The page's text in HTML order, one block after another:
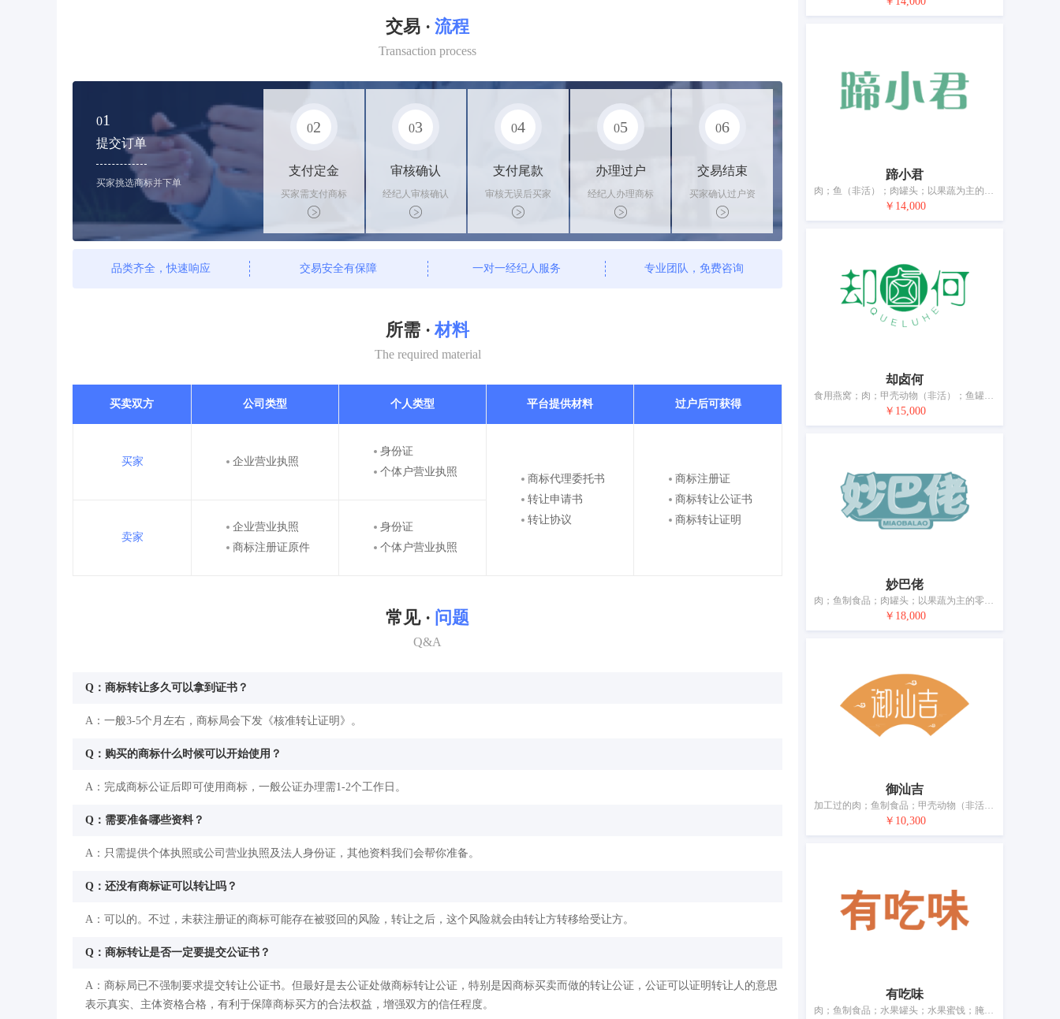
交易 · 流程
Transaction process
01
提交订单
买家挑选商标并下单
02
支付定金
买家需支付商标
标价的10%的购
买订金
03
审核确认
经纪人审核确认
商标状态
04
支付尾款
审核无误后买家
支付尾款，卖家
办理相关手续
05
办理过户
经纪人办理商标
转让手续，交付
相关证书
06
交易结束
买家确认过户资
料后，平台解冻
资金支付卖家
品类齐全，快速响应 交易安全有保障 一对一经纪人服务 专业团队，免费咨询
所需 · 材料
The required material
买卖双方 公司类型 个人类型 平台提供材料 过户后可获得
买家 企业营业执照
身份证
个体户营业执照
商标代理委托书
转让申请书
转让协议
商标注册证
商标转让公证书
商标转让证明
卖家
企业营业执照
商标注册证原件
身份证
个体户营业执照
常见 · 问题
Q&A
Q：商标转让多久可以拿到证书？
A：一般3-5个月左右，商标局会下发《核准转让证明》。
Q：购买的商标什么时候可以开始使用？
A：完成商标公证后即可使用商标，一般公证办理需1-2个工作日。
Q：需要准备哪些资料？
A：只需提供个体执照或公司营业执照及法人身份证，其他资料我们会帮你准备。
Q：还没有商标证可以转让吗？
A：可以的。不过，未获注册证的商标可能存在被驳回的风险，转让之后，这个风险就会由转让方转移给受让方。
Q：商标转让是否一定要提交公证书？
A：商标局已不强制要求提交转让公证书。但最好是去公证处做商标转让公证，特别是因商标买卖而做的转让公证，公证可以证明转让人的意思
表示真实、主体资格合格，有利于保障商标买方的合法权益，增强双方的信任程度。
蹄小君
肉；鱼（非活）；肉罐头；以果蔬为主的零食小吃；腌制蔬菜；蛋；牛奶制品；食用油；加工过的坚果；豆腐制品
￥14,000
却卤何
食用燕窝；肉；甲壳动物（非活）；鱼罐头；以水果为主的零食小吃；腌制蔬菜；牛奶制品；食用油；加工过的坚果；干食用菌
￥15,000
妙巴佬
肉；鱼制食品；肉罐头；以果蔬为主的零食小吃；腌制蔬菜；蛋；牛奶制品；食用油；加工过的坚果；豆腐制品
￥18,000
御汕吉
加工过的肉；鱼制食品；甲壳动物（非活）；加工过的海鲜；水果罐头；以果蔬为主的零食小吃；腌制蔬菜；蛋；牛奶制品；食用油；加工过的坚果；干食用菌；豆腐制品
￥10,300
有吃味
肉；鱼制食品；水果罐头；水果蜜饯；腌制蔬菜；蛋；牛奶制品；食用油；已调味的坚果；干食用菌